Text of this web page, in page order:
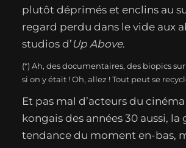
plutôt déprimés et enclins au
regard perdu dans le vide aux
studios d’ Up Above.
(*) Ah, des documentaires, des biopics
si on y était ! Oh, allez ! Tout peut se
Et pas mal d’acteurs du
kongais des années 30 aussi, la
tendance du moment en-bas,